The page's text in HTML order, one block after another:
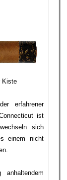
Kiste
erfahrener
ist
sich
einem nicht